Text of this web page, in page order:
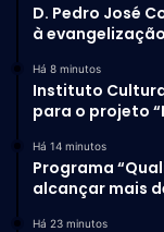
D. Pedro José
à
Há 8 minutos
Instituto
para o projeto
Há 14 minutos
Programa
alcançar mais
Há 23 minutos